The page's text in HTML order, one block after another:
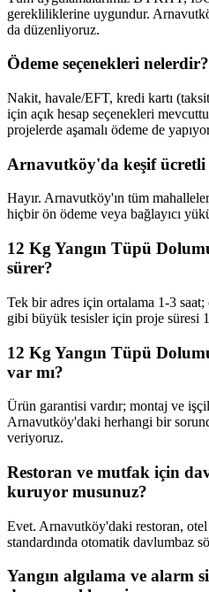
gerekliliklerine uygundur.
da düzenliyoruz.
Ödeme seçenekleri nelerdir?
Nakit, havale/EFT, kredi kartı
için açık hesap seçenekleri
projelerde aşamalı ödeme de
Arnavutköy'da keşif ücretli
Hayır. Arnavutköy'ın tüm
hiçbir ön ödeme veya bağlayıcı
12 Kg Yangın Tüpü
sürer?
Tek bir adres için ortalama 1-3
gibi büyük tesisler için proje süresi
12 Kg Yangın Tüpü
var mı?
Ürün garantisi vardır; montaj ve
Arnavutköy'daki herhangi bir
veriyoruz.
Restoran ve mutfak için
kuruyor musunuz?
Evet. Arnavutköy'daki restoran,
standardında otomatik davlumbaz
Yangın algılama ve alarm